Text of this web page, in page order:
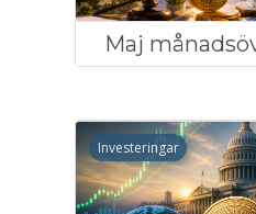
Maj
Investeringar